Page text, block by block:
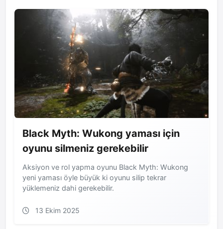
Black Myth: Wukong yaması için
oyunu silmeniz gerekebilir
Aksiyon ve rol yapma oyunu Black Myth: Wukong
yeni yaması öyle büyük ki oyunu silip tekrar
yüklemeniz dahi gerekebilir.
13 Ekim 2025